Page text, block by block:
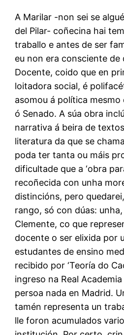
A Marilar -non sei se
del Pilar- coñecina hai
traballo e antes de ser
eu non era consciente de
Docente, coido que en
loitadora social, é
asomou á política
ó Senado. A súa obra
narrativa á beira de
literatura da que se
poda ter tanta ou máis
dificultade que a ‘obra
recoñecida con unha
distincións, pero
rango, só con dúas:
Clemente, co que
docente o ser elixida por
estudantes de ensino
recibido por ‘Teoría do
ingreso na Real
persoa nada en Madrid.
tamén representa un
lle foron acumulados